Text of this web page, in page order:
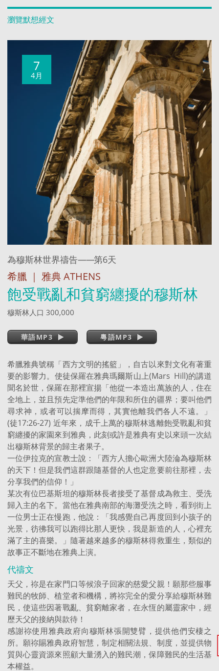
瀏覽默想經文
為穆斯林世界禱告——第6天
希臘 ｜ 雅典 ATHENS
飽受戰亂和貧窮纏擾的穆斯林
穆斯林人口 300,000
7
4月
華語MP3 粵語MP3
希臘雅典號稱「西方文明的搖籃」，自古以來對文化有著重
要的影響力。使徒保羅在雅典瑪爾斯山上(Mars Hill)的講道
聞名於世，保羅在那裡宣揚「他從一本造出萬族的人，住在
全地上，並且預先定準他們的年限和所住的疆界；要叫他們
尋求神，或者可以揣摩而得，其實他離我們各人不遠。」
(徒17:26-27) 近年來，成千上萬的穆斯林逃離飽受戰亂和貧
窮纏擾的家園來到雅典，此刻或許是雅典有史以來頭一次結
出穆斯林背景的歸主者果子。
一位伊拉克的宣教士說：「西方人擔心歐洲大陸淪為穆斯林
的天下！但是我們這群跟隨基督的人也定意要前往那裡，去
分享我們的信仰！」
某次有位巴基斯坦的穆斯林長者接受了基督成為救主、受洗
歸入主的名下。當他在雅典南部的海灘受洗之時，看到街上
一位男士正在慢跑，他說：「我感覺自己再度回到小孩子的
光景，彷彿我可以跑得比那人更快，我是新造的人，心裡充
滿了主的喜樂。」隨著越來越多的穆斯林得救重生，類似的
故事正不斷地在雅典上演。
代禱文
天父，祢是在家門口等候浪子回家的慈愛父親！願那些服事
難民的牧師、植堂者和機構，將祢完全的愛分享給穆斯林難
民，使這些因著戰亂、貧窮離家者，在永恆的屬靈家中，經
歷天父的接納與款待！
感謝祢使用雅典政府向穆斯林張開雙臂，提供他們安棲之
所。願祢賜雅典政府智慧，制定相關法規、制度，並提供物
質與心靈資源來照顧大量湧入的難民潮，保障難民的生活基
本權益。